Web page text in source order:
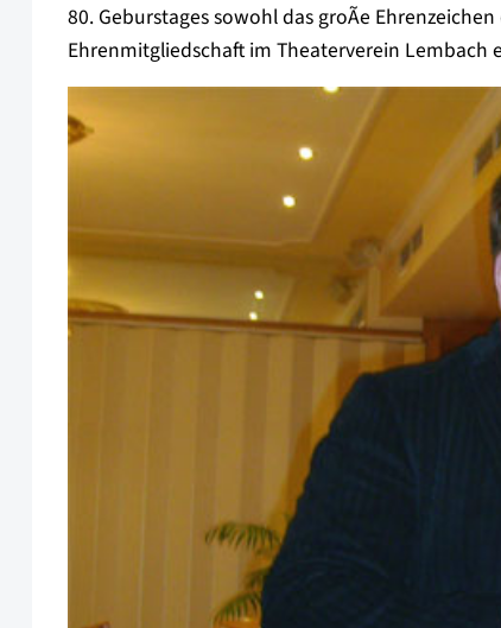
80. Geburstages sowohl das groÃe
Ehrenmitgliedschaft im Theaterverein Lembach